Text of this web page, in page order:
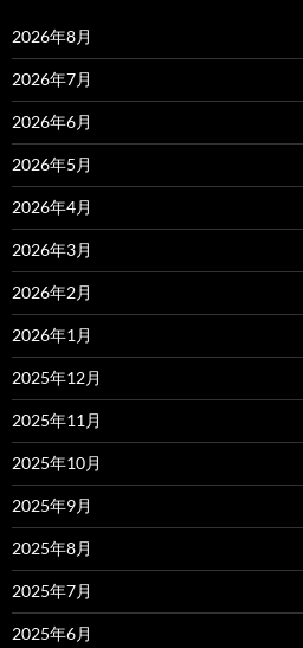
2026年8月
2026年7月
2026年6月
2026年5月
2026年4月
2026年3月
2026年2月
2026年1月
2025年12月
2025年11月
2025年10月
2025年9月
2025年8月
2025年7月
2025年6月